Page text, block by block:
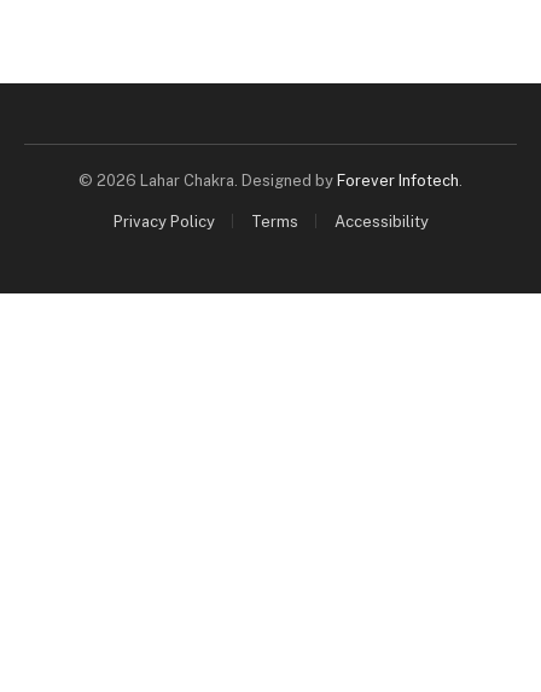
© 2026 Lahar Chakra. Designed by Forever Infotech
Privacy Policy Terms Accessibility